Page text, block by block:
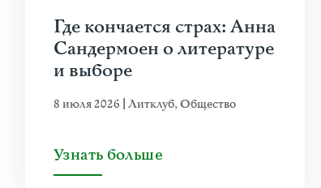
Где кончается страх: Анна
Сандермоен о литературе
и выборе
8 июля 2026 Литклуб,Общество
Узнать больше